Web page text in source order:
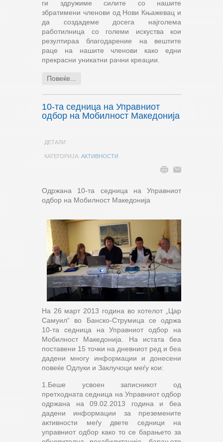
ги здружиме силите со нашите
збратимени членови од Нови Књажевац и
да создадеме досега најголема
работилница со големи искуства кои
резултираа благодарение на вештите
раце на нашите членови како едни
прекрасни уникатни рачни креации.
Повеќе...
10-та седница на Управниот
одбор на Мобилност Македонија
ДЕТАЛИ
КАТЕГОРИЈА: АКТИВНОСТИ
Одржана 10-та седница на Управниот
одбор на Мобилност Македонија
На 26 март 2013 година во хотелот „Цар
Самуил“ во Банско-Струмица се одржа
10-та седница на Управниот одбор на
Мобилност Македонија. На истата беа
поставени 15 точки на дневниот ред и беа
дадени многу информации и донесени
повеќе Одлуки и Заклучоци меѓу кои:
1.Беше усвоен записникот од
претходната седница на Управниот одбор
одржана на 09.02.2013 година и беа
дадени информации за преземените
активности меѓу двете седници на
управниот одбор како то се барањето за